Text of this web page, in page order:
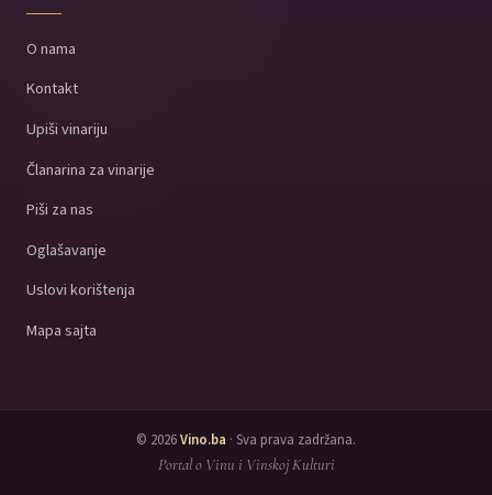
O nama
Kontakt
Upiši vinariju
Članarina za vinarije
Piši za nas
Oglašavanje
Uslovi korištenja
Mapa sajta
© 2026Vino.ba · Sva prava zadržana.
Portal o Vinu i Vinskoj Kulturi